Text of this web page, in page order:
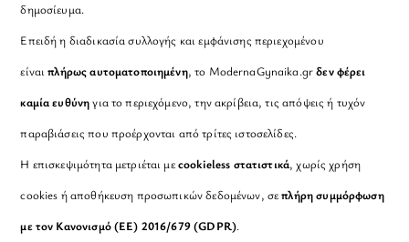
δημοσίευμα.
Επειδή η διαδικασία συλλογής και εμφάνισης περιεχομένου
είναιπλήρως αυτοματοποιημένη, το ModernaGynaika.grδεν φέρει
καμία ευθύνηγια το περιεχόμενο, την ακρίβεια, τις απόψεις ή τυχόν
παραβιάσεις που προέρχονται από τρίτες ιστοσελίδες.
Η επισκεψιμότητα μετριέται μεcookieless στατιστικά, χωρίς χρήση
cookies ή αποθήκευση προσωπικών δεδομένων, σεπλήρη συμμόρφωση
με τον Κανονισμό (ΕΕ) 2016/679 (GDPR).